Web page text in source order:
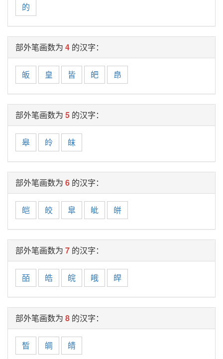
的
部外笔画数为 4 的汉字：
皈 皇 皆 皅 皍
部外笔画数为 5 的汉字：
皋 皊 皌
部外笔画数为 6 的汉字：
皑 皎 皐 皉 皏
部外笔画数为 7 的汉字：
皕 皓 皖 皒 皔
部外笔画数为 8 的汉字：
皙 皗 皘